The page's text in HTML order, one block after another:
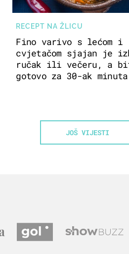
RECEPT NA ŽLICU
Fino varivo s lećom i
cvjetačom sjajan je
ručak ili večeru, a
gotovo za 30-ak minuta
JOŠ VIJESTI